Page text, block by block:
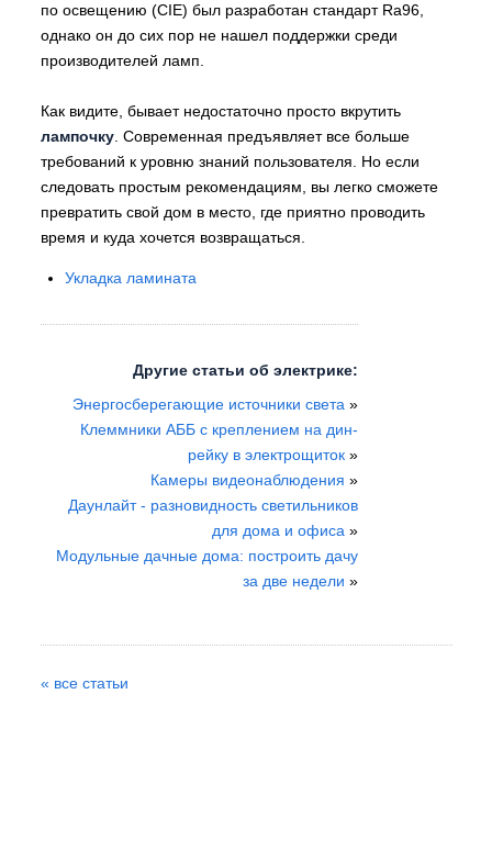
по освещению (CIE) был разработан стандарт Ra96,
однако он до сих пор не нашел поддержки среди
производителей ламп.
Как видите, бывает недостаточно просто вкрутить
лампочку. Современная предъявляет все больше
требований к уровню знаний пользователя. Но если
следовать простым рекомендациям, вы легко сможете
превратить свой дом в место, где приятно проводить
время и куда хочется возвращаться.
Укладка ламината
Другие статьи об электрике:
Энергосберегающие источники света »
Клеммники АББ с креплением на дин-
рейку в электрощиток»
Камеры видеонаблюдения »
Даунлайт - разновидность светильников
для дома и офиса »
Модульные дачные дома: построить дачу
за две недели »
« все статьи